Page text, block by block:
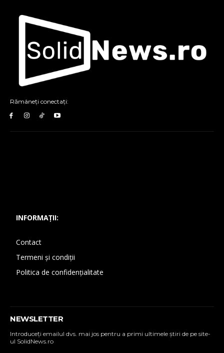
Rămâneți conectați:
INFORMAȚII:
Contact
Termeni și condiții
Politica de confidențialitate
NEWSLETTER
Introduceţi emailul dvs. mai jos pentru a primi ultimele ştiri de pe site-
ul SolidNews.ro